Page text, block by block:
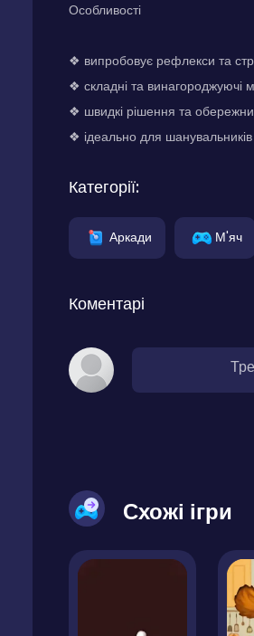
Особливості
❖ випробовує рефлекси та
❖ складні та винагороджуючі
❖ швидкі рішення та
❖ ідеально для
Категорії:
Аркади М'яч
Коментарі
Схожі ігри